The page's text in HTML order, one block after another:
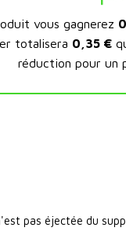
vous gagnerez
totalisera 0,35 €
réduction pour un
pas éjectée du